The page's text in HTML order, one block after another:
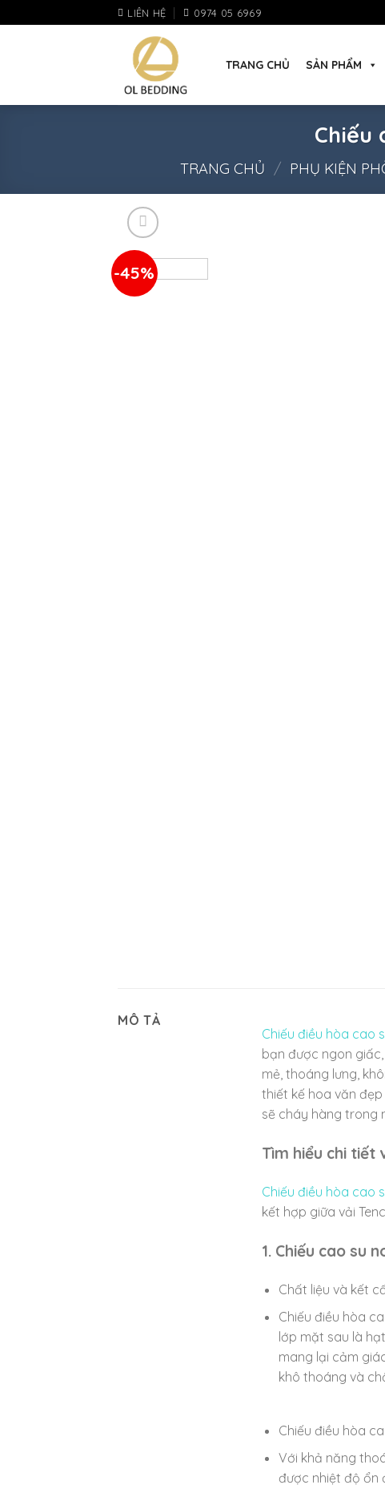
to
LIÊN HỆ 0974 05 6969
TRANG CHỦ SẢN PHẨM
Chiếu
TRANG CHỦ / PHỤ KIỆN
-45%
MÔ TẢ
Chiếu điều hòa cao
bạn được ngon
mẻ, thoáng lưng,
thiết kế hoa văn
sẽ cháy hàng trong
Tìm hiểu chi tiết
Chiếu điều hòa cao
kết hợp giữa vải
1. Chiếu cao su
Chất liệu và kết
Chiếu điều hòa
lớp mặt sau là
mang lại cảm
khô thoáng và
Chiếu điều hòa
Với khả năng
được nhiệt độ ổn